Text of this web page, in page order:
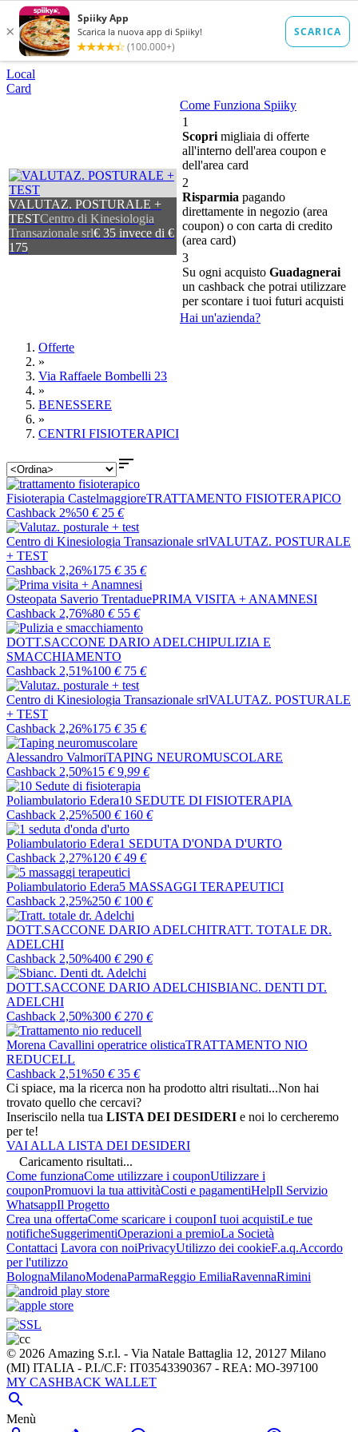
Local
Card
VALUTAZ. POSTURALE +
TESTCentro di Kinesiologia
Transazionale srl€ 35 invece di €
175
Come Funziona Spiiky
1
Scopri migliaia di offerte
all'interno dell'area coupon e
dell'area card
2
Risparmia pagando
direttamente in negozio (area
coupon) o con carta di credito
(area card)
3
Su ogni acquisto Guadagnerai
un cashback che potrai utilizzare
per scontare i tuoi futuri acquisti
Hai un'azienda?
Offerte
»
Via Raffaele Bombelli 23
»
BENESSERE
»
CENTRI FISIOTERAPICI

Fisioterapia CastelmaggioreTRATTAMENTO FISIOTERAPICO
Cashback 2%50 € 25 €
Centro di Kinesiologia Transazionale srlVALUTAZ. POSTURALE
+ TEST
Cashback 2,26%175 € 35 €
Osteopata Saverio TrentaduePRIMA VISITA + ANAMNESI
Cashback 2,76%80 € 55 €
DOTT.SACCONE DARIO ADELCHIPULIZIA E
SMACCHIAMENTO
Cashback 2,51%100 € 75 €
Centro di Kinesiologia Transazionale srlVALUTAZ. POSTURALE
+ TEST
Cashback 2,26%175 € 35 €
Alessandro ValmoriTAPING NEUROMUSCOLARE
Cashback 2,50%15 € 9 ,99 €
Poliambulatorio Edera10 SEDUTE DI FISIOTERAPIA
Cashback 2,25%500 € 160 €
Poliambulatorio Edera1 SEDUTA D'ONDA D'URTO
Cashback 2,27%120 € 49 €
Poliambulatorio Edera5 MASSAGGI TERAPEUTICI
Cashback 2,25%250 € 100 €
DOTT.SACCONE DARIO ADELCHITRATT. TOTALE DR.
ADELCHI
Cashback 2,50%400 € 290 €
DOTT.SACCONE DARIO ADELCHISBIANC. DENTI DT.
ADELCHI
Cashback 2,50%300 € 270 €
Morena Cavallini operatrice olisticaTRATTAMENTO NIO
REDUCELL
Cashback 2,51%50 € 35 €
Ci spiace, ma la ricerca non ha prodotto altri risultati...Non hai
trovato quello che cercavi?
Inseriscilo nella tua LISTA DEI DESIDERI e noi lo cercheremo
per te!
VAI ALLA LISTA DEI DESIDERI
Caricamento risultati...
Come funzionaCome utilizzare i couponUtilizzare i
couponPromuovi la tua attivitàCosti e pagamentiHelpIl Servizio
WhatsappIl Progetto
Crea una offertaCome scaricare i couponI tuoi acquistiLe tue
notificheSuggerimentiOperazioni a premioLa Società
Contattaci Lavora con noiPrivacyUtilizzo dei cookieF.a.q.Accordo
per l'utilizzo
BolognaMilanoModenaParmaReggio EmiliaRavennaRimini
© 2026 Amazing S.r.l. - Via Natale Battaglia 12, 20127 Milano
(MI) ITALIA - P.I./C.F: IT03543390367 - REA: MO-397100
MY CASHBACK WALLET

Menù